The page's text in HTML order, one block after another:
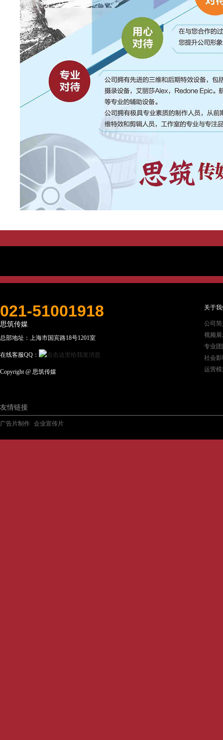
021-51001918
思筑传媒
总部地址：上海市国宾路18号1201室
在线客服QQ：
Copyright @ 思筑传媒
关于
公司
视频
专业
社会
运营
友情链接
广告片制作 企业宣传片